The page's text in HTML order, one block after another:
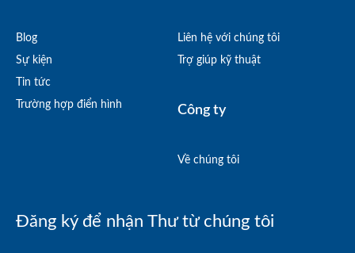
Blog
Sự kiện
Tin tức
Trường hợp điển hình
Liên hệ với chúng tôi
Trợ giúp kỹ thuật
Công ty
Về chúng tôi
Đăng ký để nhận Thư từ chúng tôi